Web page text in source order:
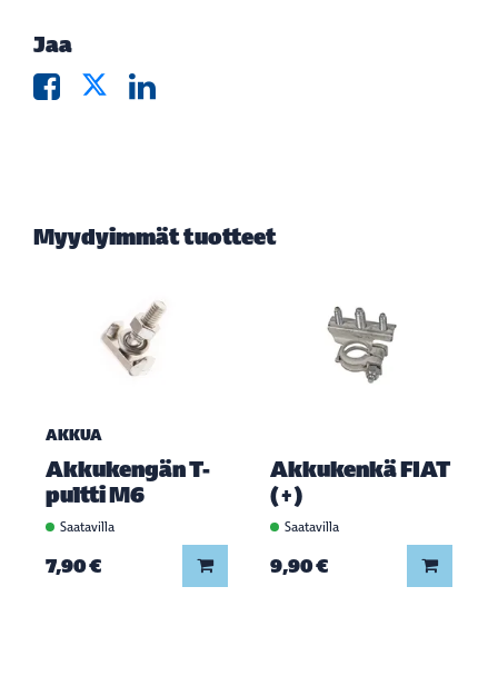
Jaa
Myydyimmät tuotteet
AKKUA
Akkukengän T-
pultti M6
Saatavilla
7,90 € Lisää koriin
Akkukenkä FIAT
(+)
Saatavilla
9,90 € Lisää